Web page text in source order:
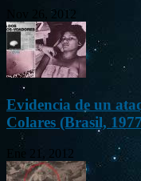
Nov 26, 2012
Evidencia de un
Colares (Brasil,
Ene 21, 2012